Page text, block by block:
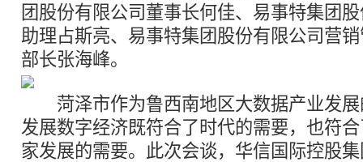
团股份有限公司董事长何佳、易事特集团
助理占斯亮、易事特集团股份有限公司营
部长张海峰。
菏泽市作为鲁西南地区大数据产业发展
发展数字经济既符合了时代的需要，也符
家发展的需要。此次会谈，华信国际控股